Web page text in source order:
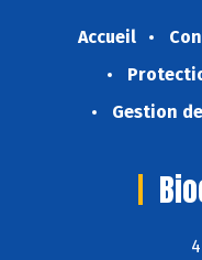
Accueil
Gestion